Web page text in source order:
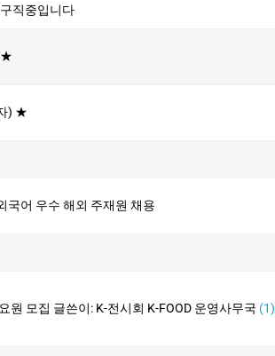
직중입니다
★
) ★
국어 우수 해외 주재원 채용
원 모집 글쓴이: K-전시회 K-FOOD 운영사무국 (1)